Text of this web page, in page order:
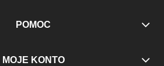
POMOC
MOJE KONTO